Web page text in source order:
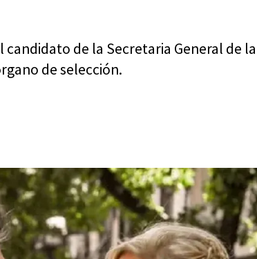
de la Secretaria General de
de selección.